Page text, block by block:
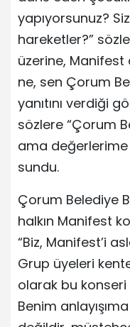
yapıyorsunuz?
hareketler?”
üzerine, Manifest
ne, sen Çorum
yanıtını verdiği
sözlere “Çorum
ama değerlerime
sundu.
Çorum Belediye
halkın Manifest
“Biz, Manifest’i
Grup üyeleri
olarak bu
Benim